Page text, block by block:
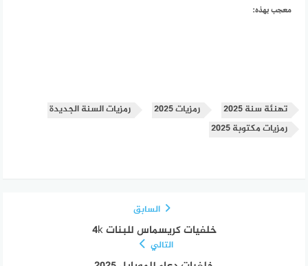
معجب بهذه:
تهنئة سنة 2025 رمزيات 2025
رمزيات السنة الجديدة
رمزيات مكتوبة 2025
السابق
خلفيات كريسماس للبنات 4k
التالي